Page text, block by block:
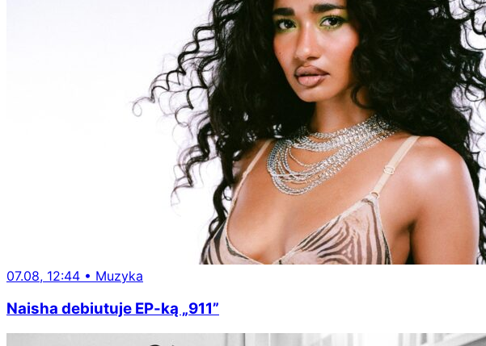
07.08, 12:44 • Muzyka
Naisha debiutuje EP-ką „911”